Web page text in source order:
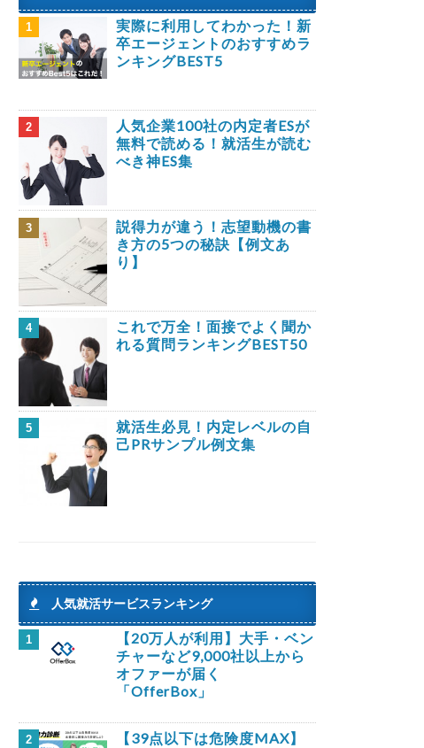
1
実際に利用してわかった！新
卒エージェントのおすすめラ
ンキングBEST5
2
人気企業100社の内定者ESが
無料で読める！就活生が読む
べき神ES集
3
説得力が違う！志望動機の書
き方の5つの秘訣【例文あ
り】
4
これで万全！面接でよく聞か
れる質問ランキングBEST50
5
就活生必見！内定レベルの自
己PRサンプル例文集
人気就活サービスランキング
1
【20万人が利用】大手・ベン
チャーなど9,000社以上から
オファーが届く
「OfferBox」
2
【39点以下は危険度MAX】